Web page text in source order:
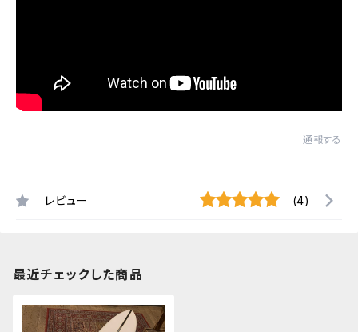
通報する
レビュー (4)
最近チェックした商品